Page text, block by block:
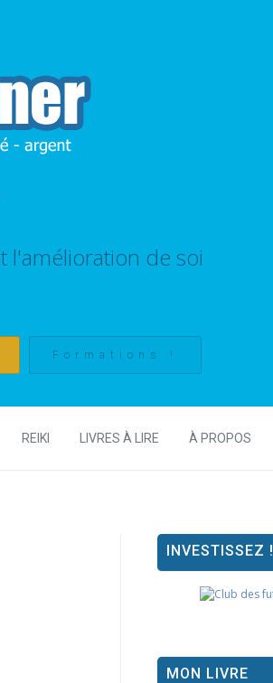
l'amélioration de soi
Formations !
REIKI LIVRES À LIRE À PROPOS
INVESTISSEZ !
MON LIVRE